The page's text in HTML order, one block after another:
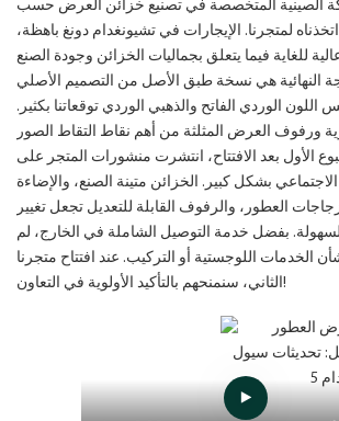
الصينية المتخصصة في تصنيع خزائن العرض حسب
لمتجرنا. الإيجارات في تشيونغدام دونغ باهظة،
للغاية فيما يتعلق بجماليات الخزائن وجودة الصنع
النهائية هي نسخة طبق الأصل من التصميم الأصلي
الوردي الفاتح والذهبي الوردي توقعاتنا بكثير.
ورفوف العرض المثلثة من أهم نقاط التقاط الصور
الأول بعد الافتتاح، انتشرت منشورات المتجر على
بشكل كبير. الخزائن متينة الصنع، والإضاءة
العطور، والرفوف القابلة للتعديل تجعل تغيير
بفضل خدمة التوصيل الشاملة في الخارج، لم
الخدمات اللوجستية أو التركيب. عند افتتاح متجرنا
الثاني، سنمنحهم بالتأكيد الأولوية في التعاون!